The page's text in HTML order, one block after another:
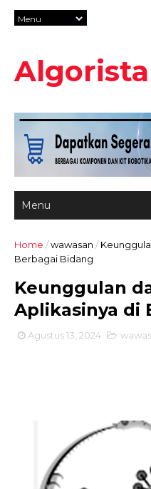
Algorista
Home /wawasan /
Berbagai Bidang
Keunggulan
Aplikasinya di
Agustus 13, 2024